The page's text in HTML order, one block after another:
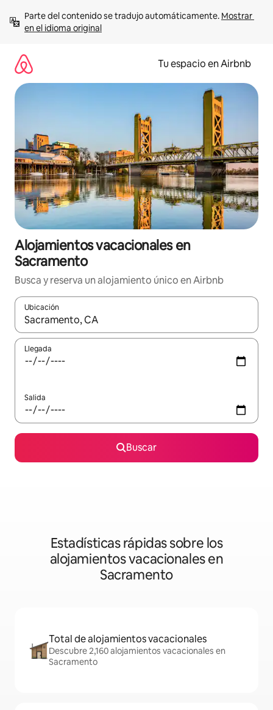
contenido
Parte del contenido se tradujo automáticamente. Mostrar
en el idioma original
Tu espacio en Airbnb
Alojamientos vacacionales en
Sacramento
Busca y reserva un alojamiento único en Airbnb
Ubicación
Cuando los resultados estén disponibles, podrás navegar
Llegada
Salida
Buscar
Estadísticas rápidas sobre los
alojamientos vacacionales en
Sacramento
Total de alojamientos vacacionales
Descubre 2,160 alojamientos vacacionales en
Sacramento